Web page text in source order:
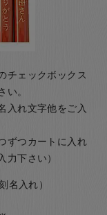
チェックボックス
い。
入れ文字他をご入
ずつカートに入れ
力下さい）
名入れ）